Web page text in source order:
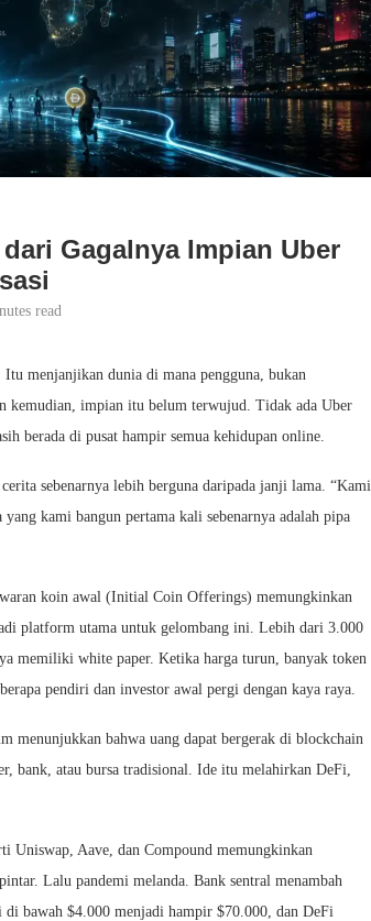
Gagalnya Impian Uber
read
menjanjikan dunia di mana pengguna, bukan
kemudian, impian itu belum terwujud. Tidak ada Uber
berada di pusat hampir semua kehidupan online.
sebenarnya lebih berguna daripada janji lama. “Kami
kami bangun pertama kali sebenarnya adalah pipa
koin awal (Initial Coin Offerings) memungkinkan
platform utama untuk gelombang ini. Lebih dari 3.000
memiliki white paper. Ketika harga turun, banyak token
pendiri dan investor awal pergi dengan kaya raya.
menunjukkan bahwa uang dapat bergerak di blockchain
bank, atau bursa tradisional. Ide itu melahirkan DeFi,
Uniswap, Aave, dan Compound memungkinkan
Lalu pandemi melanda. Bank sentral menambah
bawah $4.000 menjadi hampir $70.000, dan DeFi